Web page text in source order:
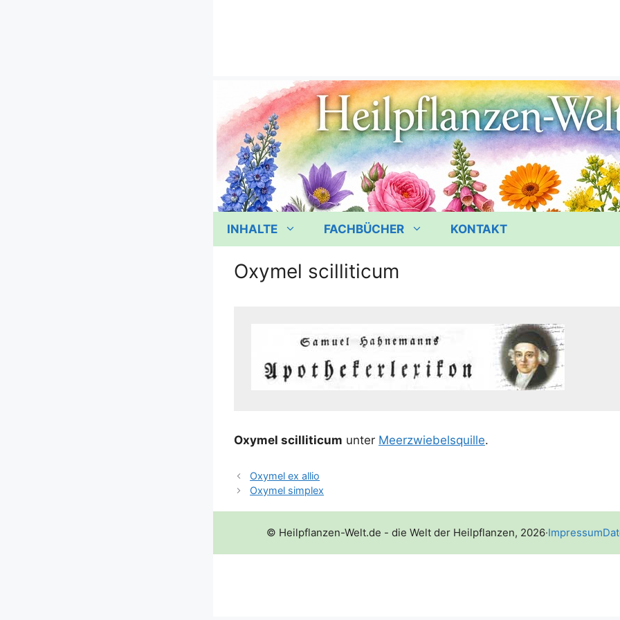
INHALTE FACHBÜCHER KONTAKT
Oxymel scilliticum
Oxy­mel scil­li­ti­cum unter Meer­zwie­bels­quil­le.
Oxymel ex allio
Oxymel simplex
© Heilpflanzen-Welt.de - die Welt der Heilpflanzen, 2026·Impressum